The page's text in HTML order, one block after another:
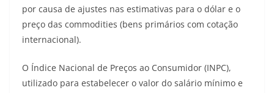
por causa de ajustes nas estimativas para o dólar e o
preço das commodities (bens primários com cotação
internacional).
O Índice Nacional de Preços ao Consumidor (INPC),
utilizado para estabelecer o valor do salário mínimo e